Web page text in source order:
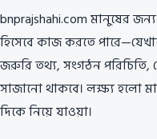
bnprajshahi.com মানুষের
হিসেবে কাজ করতে
জরুরি তথ্য, সংগঠন পরিচিতি,
সাজানো থাকবে। লক্ষ্য হলো
দিকে নিয়ে যাওয়া।